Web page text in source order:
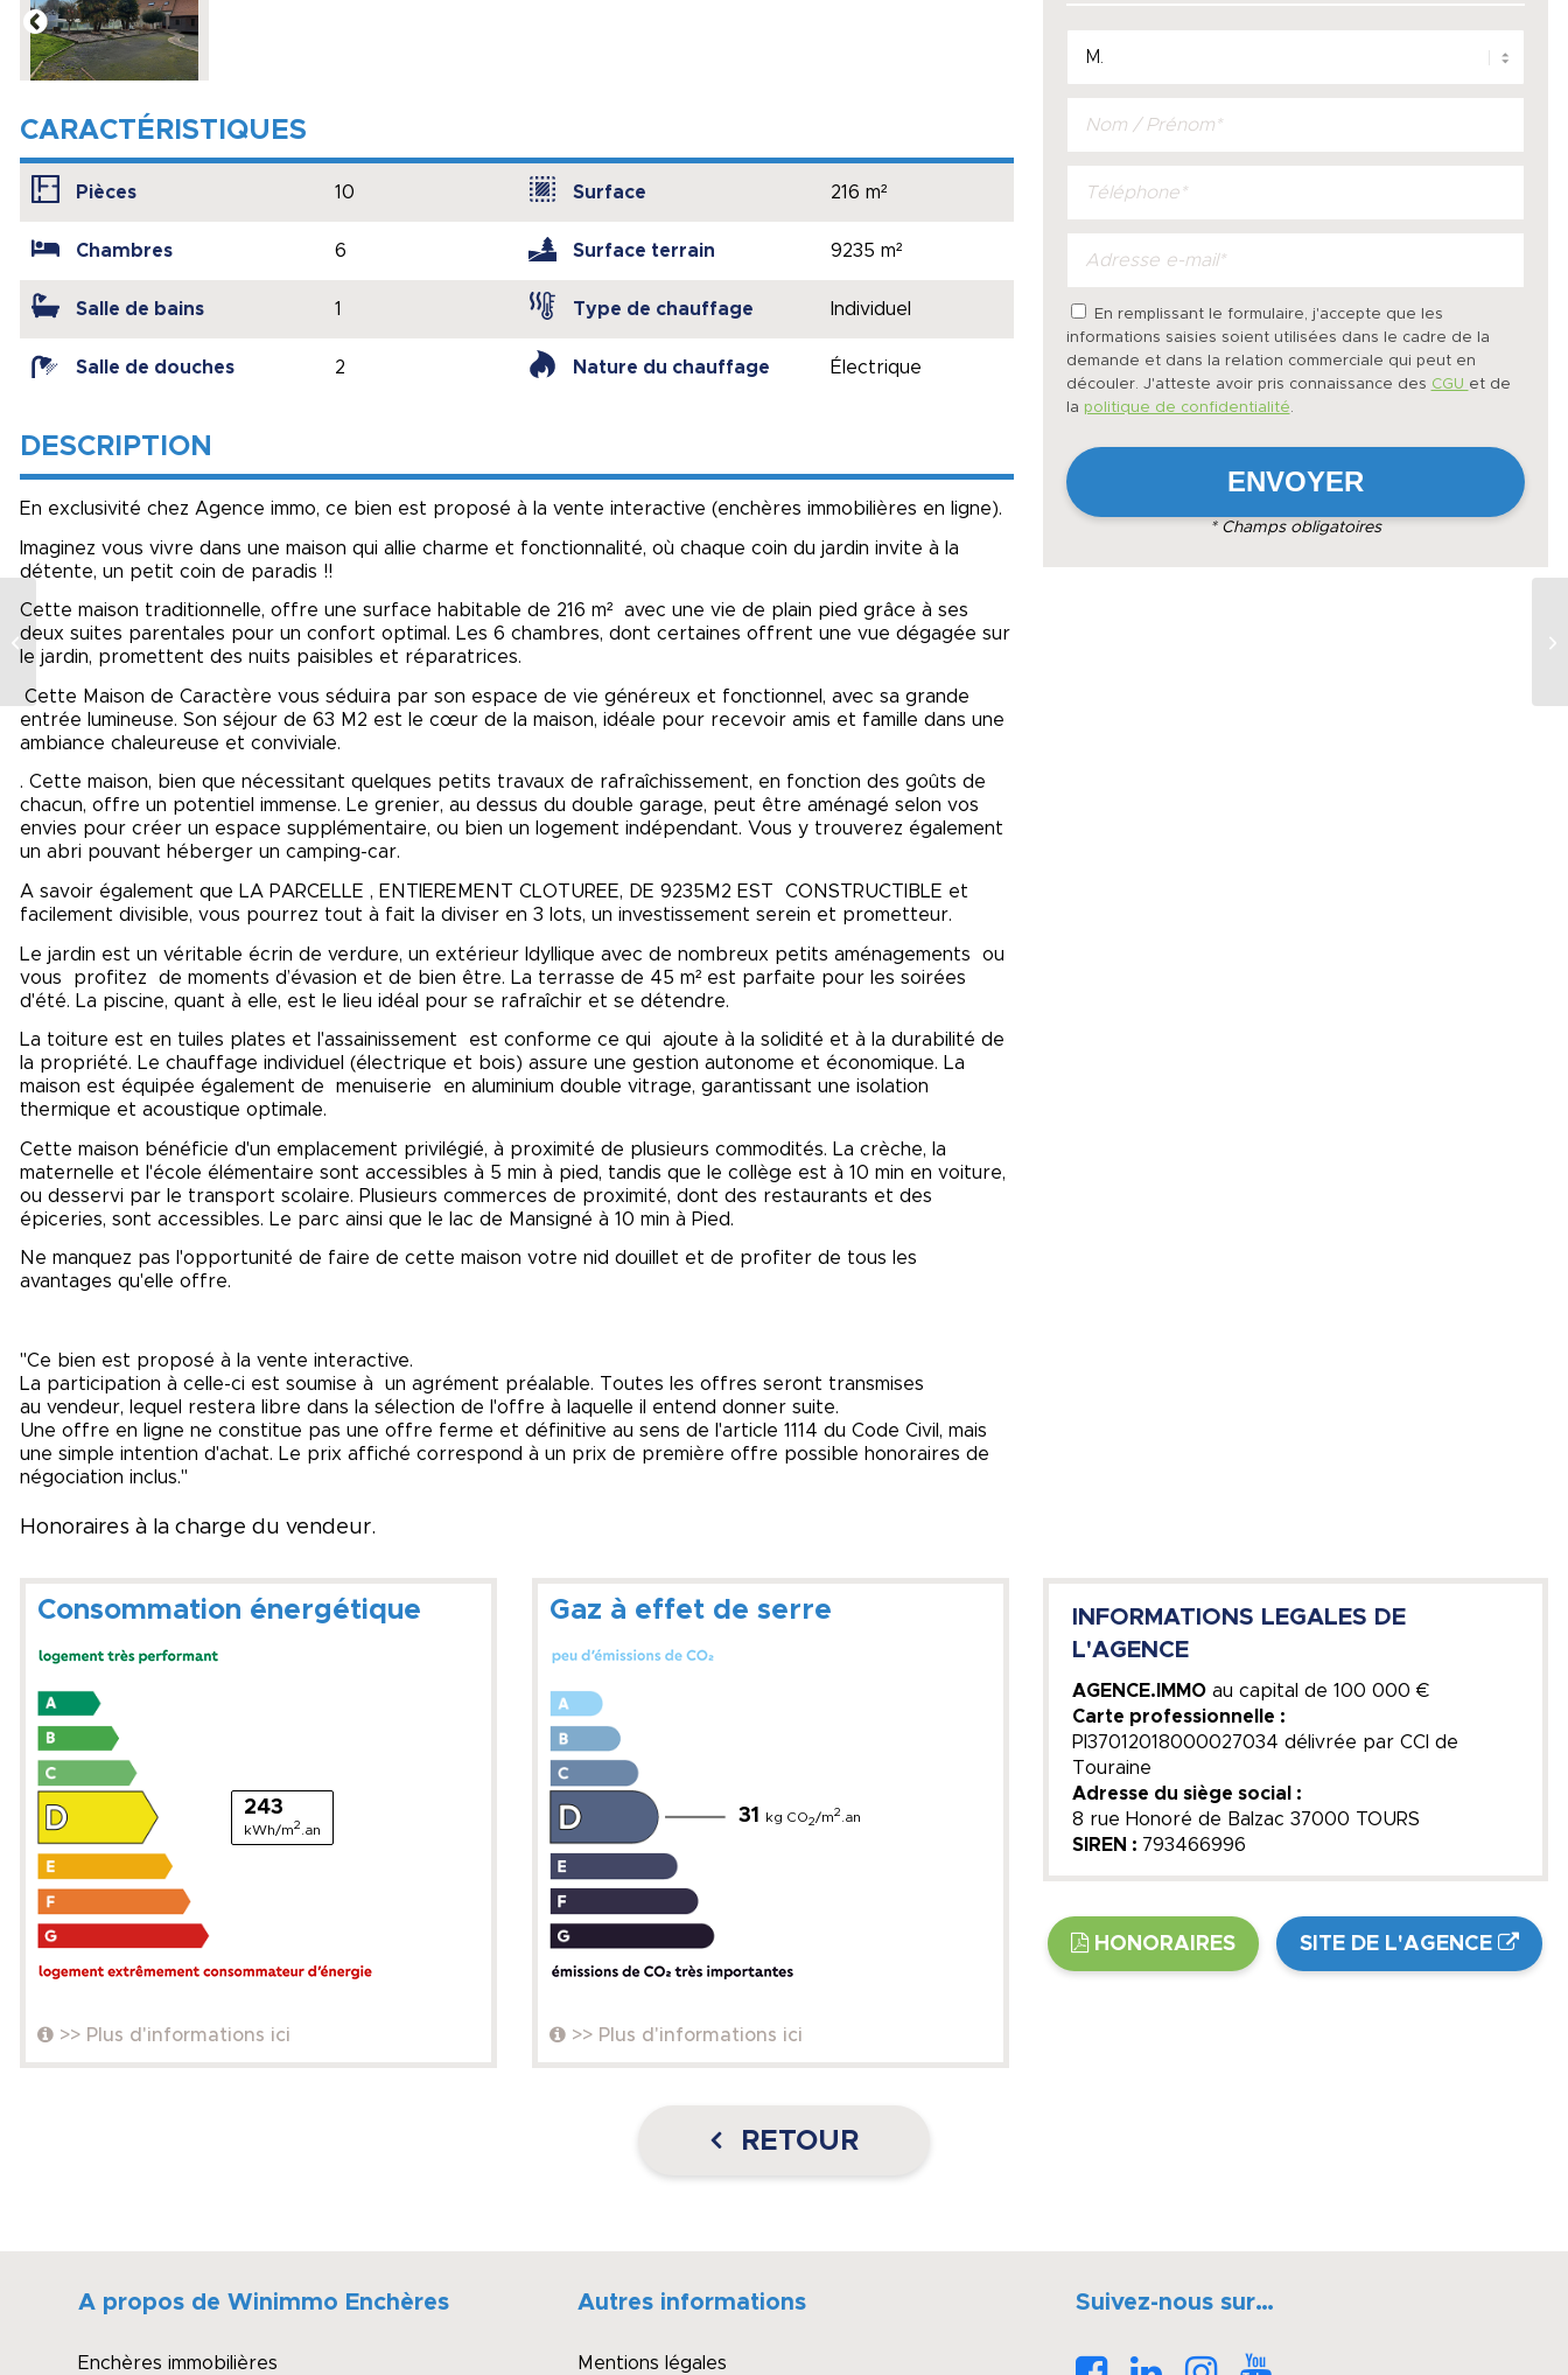
CARACTÉRISTIQUES
Pièces 10
Chambres 6
Salle de bains 1
Salle de douches 2
Surface 216 m²
Surface terrain 9235 m²
Type de chauffage Individuel
Nature du chauffage Électrique
DESCRIPTION
En exclusivité chez Agence immo, ce bien est proposé à la vente interactive (enchères immobilières en ligne).
Imaginez vous vivre dans une maison qui allie charme et fonctionnalité, où chaque coin du jardin invite à la
détente, un petit coin de paradis !!
Cette maison traditionnelle, offre une surface habitable de 216 m² avec une vie de plain pied grâce à ses
deux suites parentales pour un confort optimal. Les 6 chambres, dont certaines offrent une vue dégagée sur
le jardin, promettent des nuits paisibles et réparatrices.
Cette Maison de Caractère vous séduira par son espace de vie généreux et fonctionnel, avec sa grande
entrée lumineuse. Son séjour de 63 M2 est le cœur de la maison, idéale pour recevoir amis et famille dans une
ambiance chaleureuse et conviviale.
. Cette maison, bien que nécessitant quelques petits travaux de rafraîchissement, en fonction des goûts de
chacun, offre un potentiel immense. Le grenier, au dessus du double garage, peut être aménagé selon vos
envies pour créer un espace supplémentaire, ou bien un logement indépendant. Vous y trouverez également
un abri pouvant héberger un camping-car.
A savoir également que LA PARCELLE , ENTIEREMENT CLOTUREE, DE 9235M2 EST CONSTRUCTIBLE et
facilement divisible, vous pourrez tout à fait la diviser en 3 lots, un investissement serein et prometteur.
Le jardin est un véritable écrin de verdure, un extérieur Idyllique avec de nombreux petits aménagements ou
vous profitez de moments d’évasion et de bien être. La terrasse de 45 m² est parfaite pour les soirées
d'été. La piscine, quant à elle, est le lieu idéal pour se rafraîchir et se détendre.
La toiture est en tuiles plates et l'assainissement est conforme ce qui ajoute à la solidité et à la durabilité de
la propriété. Le chauffage individuel (électrique et bois) assure une gestion autonome et économique. La
maison est équipée également de menuiserie en aluminium double vitrage, garantissant une isolation
thermique et acoustique optimale.
Cette maison bénéficie d'un emplacement privilégié, à proximité de plusieurs commodités. La crèche, la
maternelle et l'école élémentaire sont accessibles à 5 min à pied, tandis que le collège est à 10 min en voiture,
ou desservi par le transport scolaire. Plusieurs commerces de proximité, dont des restaurants et des
épiceries, sont accessibles. Le parc ainsi que le lac de Mansigné à 10 min à Pied.
Ne manquez pas l'opportunité de faire de cette maison votre nid douillet et de profiter de tous les
avantages qu'elle offre.
"Ce bien est proposé à la vente interactive.
La participation à celle-ci est soumise à un agrément préalable. Toutes les offres seront transmises
au vendeur, lequel restera libre dans la sélection de l'offre à laquelle il entend donner suite.
Une offre en ligne ne constitue pas une offre ferme et définitive au sens de l'article 1114 du Code Civil, mais
une simple intention d'achat. Le prix affiché correspond à un prix de première offre possible honoraires de
négociation inclus."
Honoraires à la charge du vendeur.
En remplissant le formulaire, j'accepte que les
informations saisies soient utilisées dans le cadre de la
demande et dans la relation commerciale qui peut en
découler. J'atteste avoir pris connaissance des CGU et de
la politique de confidentialité.
* Champs obligatoires
Consommation énergétique
243
kWh/m2 .an
>> Plus d'informations ici
Gaz à effet de serre
31 kg CO2/m2 .an
>> Plus d'informations ici
INFORMATIONS LEGALES DE
L'AGENCE
AGENCE.IMMOau capital de 100 000 €
Carte professionnelle :
PI37012018000027034 délivrée par CCI de
Touraine
Adresse du siège social :
8 rue Honoré de Balzac 37000 TOURS
SIREN : 793466996
HONORAIRES SITE DE L'AGENCE
RETOUR
A propos de Winimmo Enchères
Enchères immobilières
Autres informations
Mentions légales
Suivez-nous sur…
Exclusivité vente
interactive Maison
de ville Guéret